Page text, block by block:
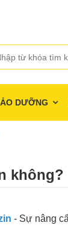
DƯỠNG
không?
- Sự nâng